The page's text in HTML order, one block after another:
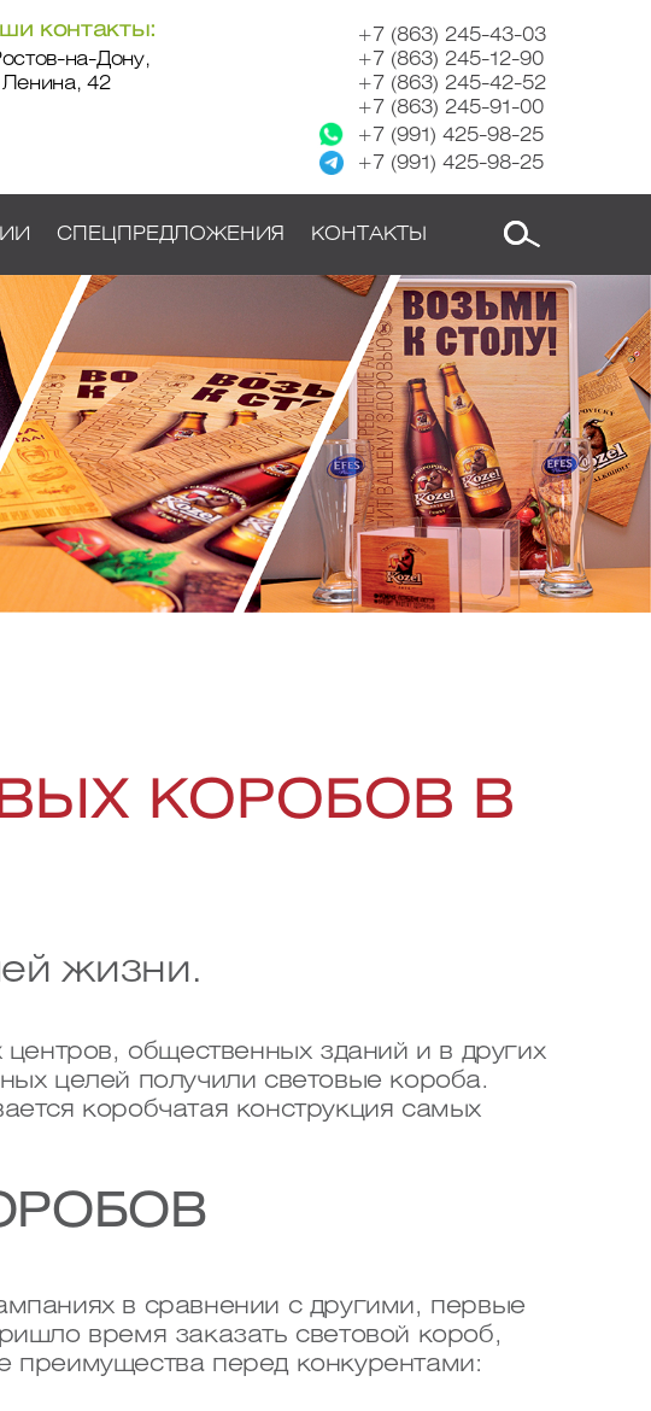
+7 (863) 245-43-03
+7 (863) 245-12-90
+7 (863) 245-42-52
+7 (863) 245-91-00
+7 (991) 425-98-25
+7 (991) 425-98-25
контакты:
на-Дону,
42
СПЕЦПРЕДЛОЖЕНИЯ КОНТАКТЫ
КОРОБОВ В
жизни.
общественных зданий и в других
целей получили световые короба.
коробчатая конструкция самых
в сравнении с другими, первые
время заказать световой короб,
перед конкурентами: